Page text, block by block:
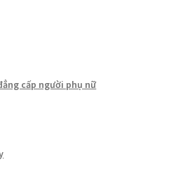
cấp người phụ nữ